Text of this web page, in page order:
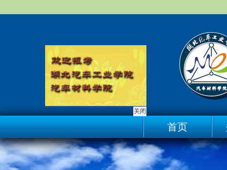
首页